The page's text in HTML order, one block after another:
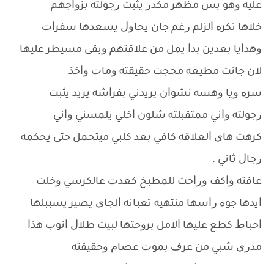
ﻋﻠﻴﻪ ﻭﻫﻮ ﺑﺲ ﻣﻈﻬﺮ ﻣﻜﺪﺭ ﻳﺜﺒﺖ ﺭﺟﻮﻟﺘﻪ ﺑﺰﻭﺍﺟﻬﻢ
ﺧﻼﻫﺎ ﺗﻜﺮﻩ ﺍﻟﺰﻟﻢ ﺭﻏﻢ ﺟﺎﻥ ﻳﺤﺎﻭﻝ ﻳﺴﻌﺪﻫﺎ ﺳﻔﺮﺍﺕ
ﻭﻫﺪﺍﻳﺎ ﺑﻌﺪﻳﻦ ﺑﺪﺍ ﻳﻤﻞ ﻣﻦ ﻋﻼﻗﺘﻬﻢ ﻭﺑﻘﻰ ﻣﺴﻴﻄﺮ ﻋﻠﻴﻬﺎ
ﻻﻥ ﺟﺎﻧﺖ ﻣﻄﻴﻌﻪ ﻣﺤﺠﺖ ﺣﻘﻴﻘﺘﻪ ﻭﻣﺎﺕ ﻭﺍﺧﺬ
ﺳﺮﻩ ﻭﻳﺎ ﻭﻫﺴﻪ ﻧﺸﻮﺍﻥ ﻳﺮﻳﺪﻧﻲ ﺑﻔﺮﺍﺷﻪ ﻳﺮﻳﺪ ﻳﺜﺒﺖ
ﺭﺟﻮﻟﺘﻪ ﻭﺍﻧﻲ ﻣﻤﺘﻘﺒﻠﺘﻪ ﺷﻠﻮﻥ ﺍﺧﻠﻲ ﻳﻠﻤﺴﻨﻲ ﻭﺍﻧﻲ
ﻛﺮﻫﺖ ﻫﺎﻱ ﺍﻟﻌﻼﻗﻪ ﻛﺎﻓﻲ ﺑﻌﺪ ﻛﻠﺒﻲ ﻣﻴﺘﺤﻤﻞ ﺣﺘﻰ ﻳﺤﻜﻤﻪ
ﺭﺟﺎﻝ ﺛﺎﻧﻲ .
ﻋﺎﻓﺘﻪ ﻭﺍﻛﻒ ﻭﺭﺍﺣﺖ ﻟﻠﻤﻄﺒﺦ ﻛﻌﺪﺕ ﻋﺎﻟﻜﺮﺳﻲ ﻭﺧﻠﺖ
ﺍﻳﺪﻫﺎ ﺟﻮﻩ ﺭﺍﺳﻬﺎ ﻣﻨﺘﻬﻴﻪ ﺗﻌﺒﺎﻧﻪ ﺍﻟﺠﺎﻱ ﻳﺼﻴﺮ ﻳﺴﺒﺒﻠﻬﺎ
ﺍﺣﺒﺎﻁ ﻛﻄﻊ ﻋﻠﻴﻬﺎ ﺍﻻﻣﻞ ﺑﺮﻭﺣﺘﻬﺎ ﻟﺒﻴﺖ ﻃﻼﻝ ﺍﻧﻮﺏ ﻫﺬﺍ
ﻣﺪﺭﻱ ﺷﺒﻲ ﻣﻦ ﻋﺮﻑ ﺑﻤﻮﺕ ﻋﺼﺎﻡ ﻭﺣﻘﻴﻘﺘﻪ